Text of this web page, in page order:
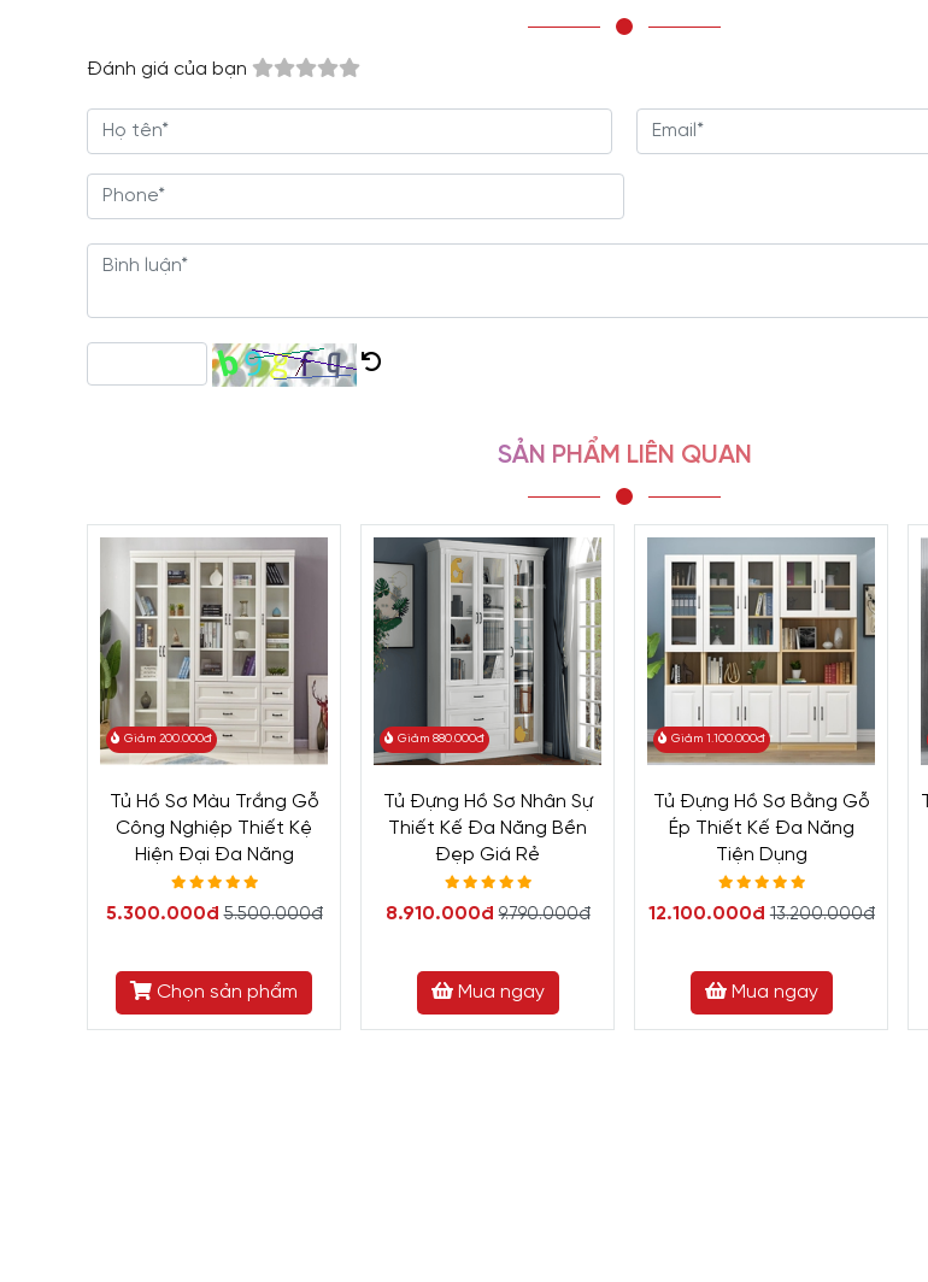
Được sản xuất hoàn toàn tại xưởng riêng của Nội thất Viva, đảm bảo chất lượng
Chính sách bảo hành kéo dài lên đến 5 năm và hỗ trợ trọn đời
Bạn đang tìm kiếm một giải pháp lưu trữ hồ sơ giá rẻ, kiểu dáng nhỏ gọn và phong cách hiện
rẻlà sự lựa chọn hoàn hảo cho bạn! Với thiết kế nhỏ gọn, tủ hồ sơ gỗ là giải pháp hoàn hảo
cho không gian làm việc.
Đánh giá của bạn
SẢN PHẨM LIÊN QUAN
Giảm 200.000đ
Tủ Hồ Sơ Màu Trắng Gỗ
Công Nghiệp Thiết Kệ
Hiện Đại Đa Năng
5.300.000đ 5.500.000đ
Chọn sản phẩm
Giảm 880.000đ
Tủ Đựng Hồ Sơ Nhân Sự
Thiết Kế Đa Năng Bền
Đẹp Giá Rẻ
8.910.000đ 9.790.000đ
Mua ngay
Giảm 1.100.000đ
Tủ Đựng Hồ Sơ Bằng Gỗ
Ép Thiết Kế Đa Năng
Tiện Dụng
12.100.000đ 13.200.000đ
Mua ngay